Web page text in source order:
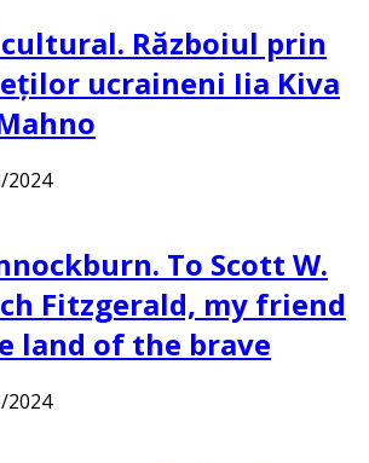
Războiul prin
ucraineni Iia Kiva
2024
To Scott W.
Fitzgerald, my friend
land of the brave
2024